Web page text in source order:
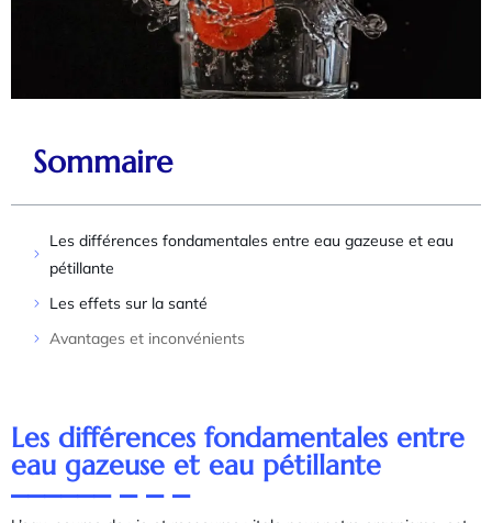
Sommaire
Les différences fondamentales entre eau gazeuse et eau
pétillante
Les effets sur la santé
Avantages et inconvénients
Les différences fondamentales entre
eau gazeuse et eau pétillante